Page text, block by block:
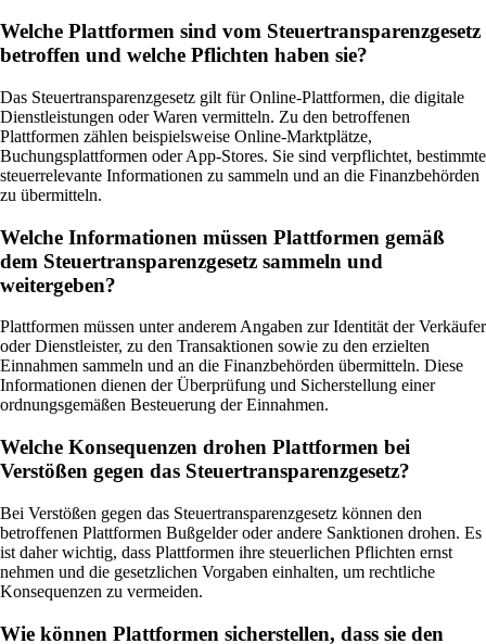
Welche Plattformen sind vom Steuertransparenzgesetz
betroffen und welche Pflichten haben sie?
Das Steuertransparenzgesetz gilt für Online-Plattformen, die digitale
Dienstleistungen oder Waren vermitteln. Zu den betroffenen
Plattformen zählen beispielsweise Online-Marktplätze,
Buchungsplattformen oder App-Stores. Sie sind verpflichtet, bestimmte
steuerrelevante Informationen zu sammeln und an die Finanzbehörden
zu übermitteln.
Welche Informationen müssen Plattformen gemäß
dem Steuertransparenzgesetz sammeln und
weitergeben?
Plattformen müssen unter anderem Angaben zur Identität der Verkäufer
oder Dienstleister, zu den Transaktionen sowie zu den erzielten
Einnahmen sammeln und an die Finanzbehörden übermitteln. Diese
Informationen dienen der Überprüfung und Sicherstellung einer
ordnungsgemäßen Besteuerung der Einnahmen.
Welche Konsequenzen drohen Plattformen bei
Verstößen gegen das Steuertransparenzgesetz?
Bei Verstößen gegen das Steuertransparenzgesetz können den
betroffenen Plattformen Bußgelder oder andere Sanktionen drohen. Es
ist daher wichtig, dass Plattformen ihre steuerlichen Pflichten ernst
nehmen und die gesetzlichen Vorgaben einhalten, um rechtliche
Konsequenzen zu vermeiden.
Wie können Plattformen sicherstellen, dass sie den